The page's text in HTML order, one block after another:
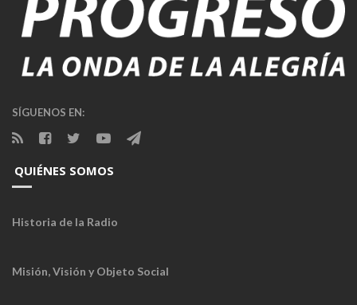
SÍGUENOS EN:
QUIÉNES SOMOS
Historia de la Radio
Misión, Visión y Objeto Social